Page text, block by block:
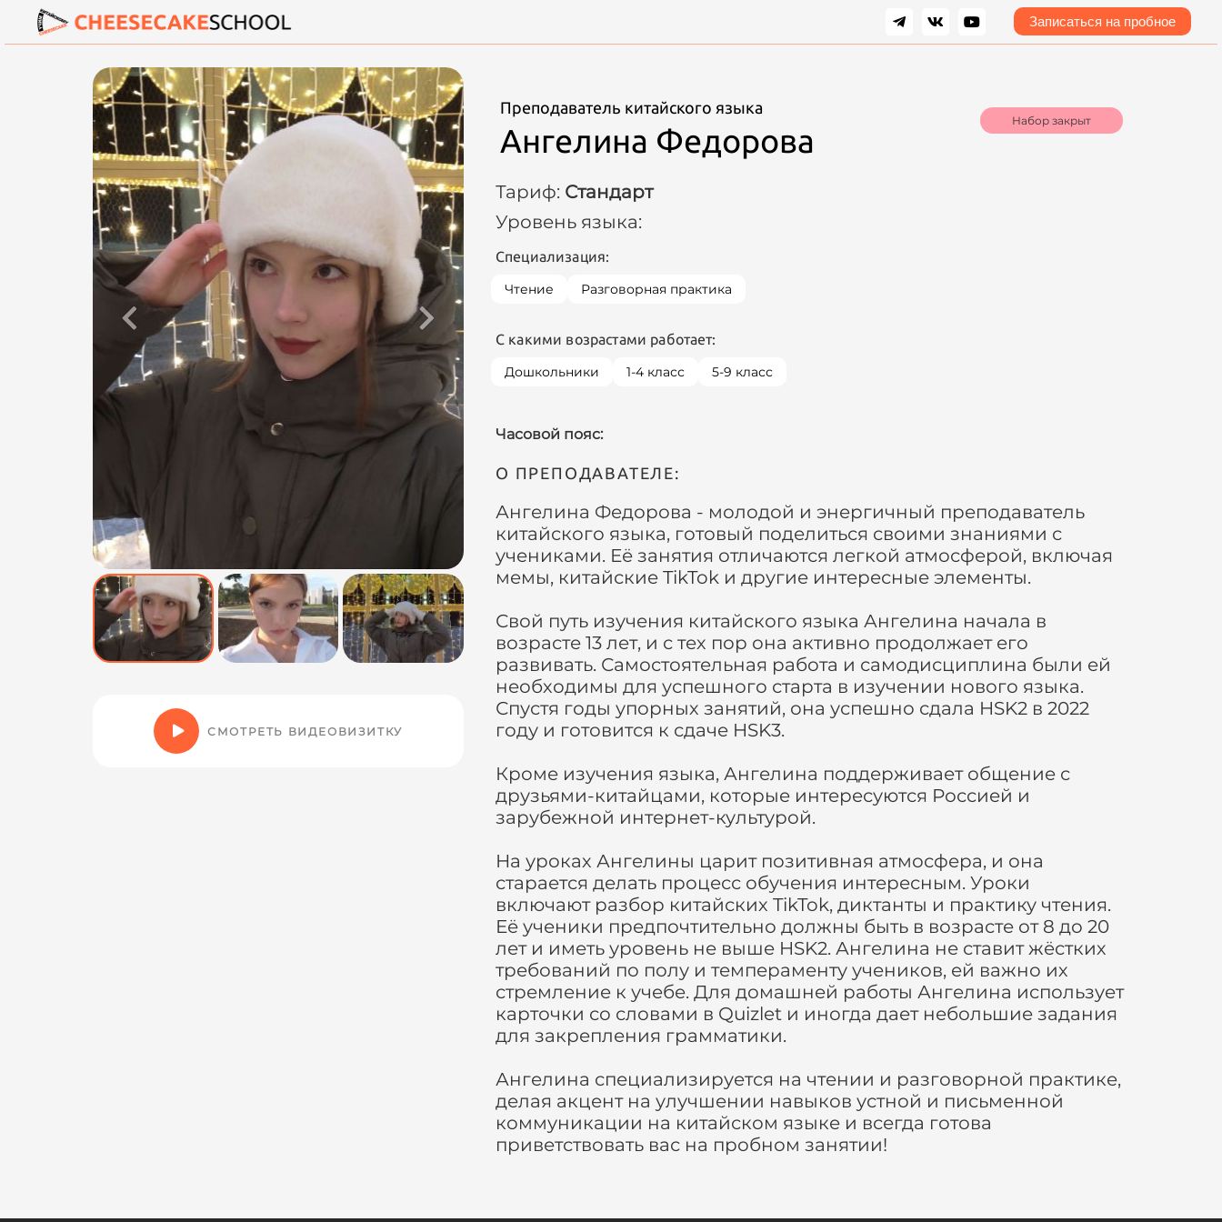
Записаться на пробное
СМОТРЕТЬ ВИДЕОВИЗИТКУ
Преподаватель китайского языка
Ангелина Федорова
Набор закрыт
Тариф: Стандарт
Уровень языка:
Специализация:
Чтение
Разговорная практика
С какими возрастами работает:
Дошкольники
1-4 класс 5-9 класс
Часовой пояс:
О ПРЕПОДАВАТЕЛЕ:
Ангелина Федорова - молодой и энергичный преподаватель
китайского языка, готовый поделиться своими знаниями с
учениками. Её занятия отличаются легкой атмосферой, включая
мемы, китайские TikTok и другие интересные элементы.
Свой путь изучения китайского языка Ангелина начала в
возрасте 13 лет, и с тех пор она активно продолжает его
развивать. Самостоятельная работа и самодисциплина были ей
необходимы для успешного старта в изучении нового языка.
Спустя годы упорных занятий, она успешно сдала HSK2 в 2022
году и готовится к сдаче HSK3.
Кроме изучения языка, Ангелина поддерживает общение с
друзьями-китайцами, которые интересуются Россией и
зарубежной интернет-культурой.
На уроках Ангелины царит позитивная атмосфера, и она
старается делать процесс обучения интересным. Уроки
включают разбор китайских TikTok, диктанты и практику чтения.
Её ученики предпочтительно должны быть в возрасте от 8 до 20
лет и иметь уровень не выше HSK2. Ангелина не ставит жёстких
требований по полу и темпераменту учеников, ей важно их
стремление к учебе. Для домашней работы Ангелина использует
карточки со словами в Quizlet и иногда дает небольшие задания
для закрепления грамматики.
Ангелина специализируется на чтении и разговорной практике,
делая акцент на улучшении навыков устной и письменной
коммуникации на китайском языке и всегда готова
приветствовать вас на пробном занятии!